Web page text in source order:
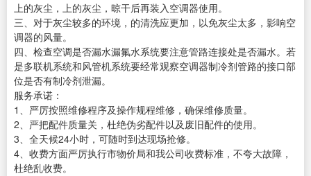
上的灰尘，上的灰尘，晾干后再装入空调器使用。
三、对于灰尘较多的环境，的清洗应更加，以免灰尘太多，影响空
调器的风量。
四、检查空调是否漏水漏氟水系统要注意管路连接处是否漏水。若
是多联机系统和风管机系统要经常观察空调器制冷剂管路的接口部
位是否有制冷剂泄漏。
服务承诺：
1、严厉按照维修程序及操作规程维修，确保维修质量。
2、严把配件质量关，杜绝伪劣配件以及废旧配件的使用。
3、全天候24小时，可随时到达现场抢修。
4、收费方面严厉执行市物价局和我公司收费标准，不夸大故障，
杜绝乱收费。